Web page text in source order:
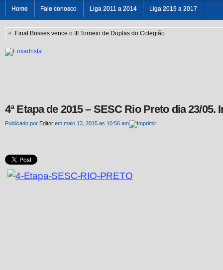
Home Fale conosco Liga 2011 a 2014 Liga 2015 a 2017
♣ Final Bosses vence o III Torneio de Duplas do Colegião
4ª Etapa de 2015 – SESC Rio Preto dia 23/05.
Publicado por Editor em maio 13, 2015 as 10:56 am